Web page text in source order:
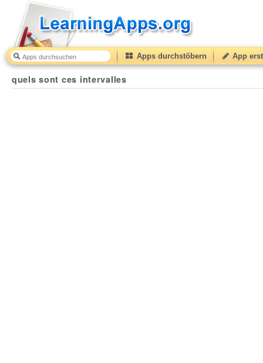
Apps durchstöbern App
quels sont ces intervalles